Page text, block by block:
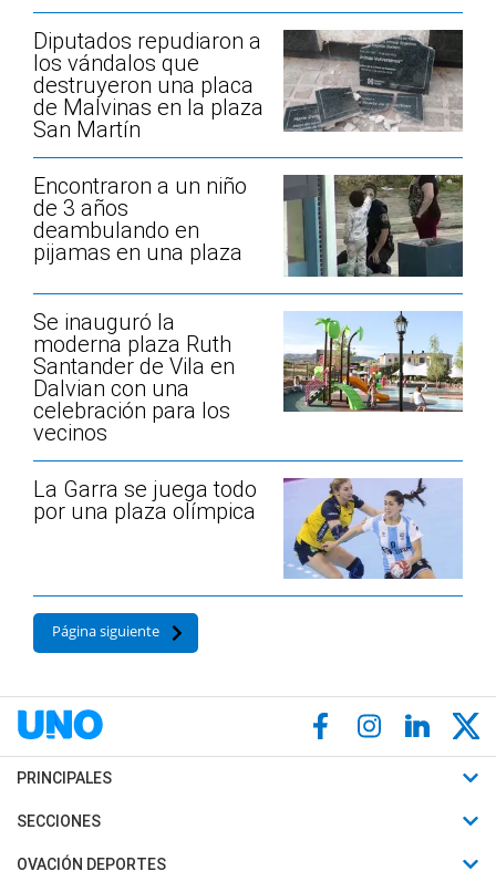
Diputados repudiaron a
los vándalos que
destruyeron una placa
de Malvinas en la plaza
San Martín
Encontraron a un niño
de 3 años
deambulando en
pijamas en una plaza
Se inauguró la
moderna plaza Ruth
Santander de Vila en
Dalvian con una
celebración para los
vecinos
La Garra se juega todo
por una plaza olímpica
Página siguiente
PRINCIPALES
Últimas Noticias
Política
SECCIONES
Horóscopo
OVACIÓN DEPORTES